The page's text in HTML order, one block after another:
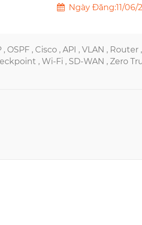
Ngày Đăng:11/06/
, OSPF , Cisco , API , VLAN , Router ,
, Wi-Fi , SD-WAN , Zero